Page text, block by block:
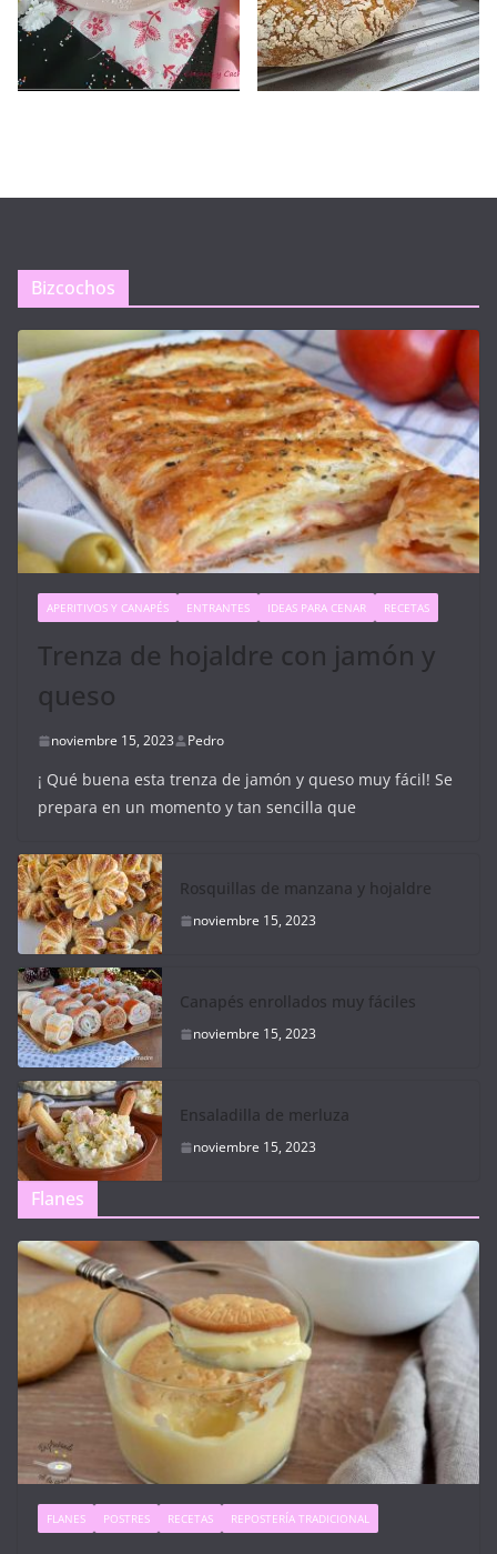
Bizcochos
APERITIVOS Y CANAPÉS ENTRANTES IDEAS PARA CENAR RECETAS
Trenza de hojaldre con jamón y
queso
noviembre 15, 2023 Pedro
¡ Qué buena esta trenza de jamón y queso muy fácil! Se
prepara en un momento y tan sencilla que
Rosquillas de manzana y hojaldre
noviembre 15, 2023
Canapés enrollados muy fáciles
noviembre 15, 2023
Ensaladilla de merluza
noviembre 15, 2023
Flanes
FLANES POSTRES RECETAS REPOSTERÍA TRADICIONAL